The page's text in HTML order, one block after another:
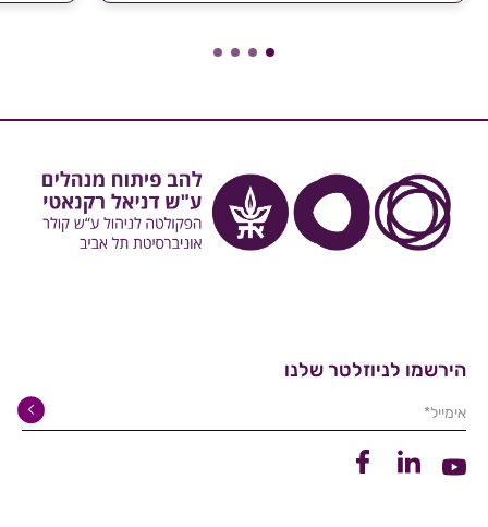
הירשמו לניוזלטר שלנו
אימייל*
קישור ליוטיובקישור ללינקדיןקישור לפייסבוק